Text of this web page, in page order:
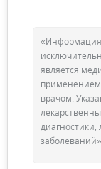
«Информация
является
применением
врачом.
заболеваний»